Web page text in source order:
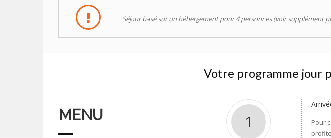
Séjour basé sur un hébergement pour 4 personnes (voir supplément
MENU
Votre programme jour
1
Pour